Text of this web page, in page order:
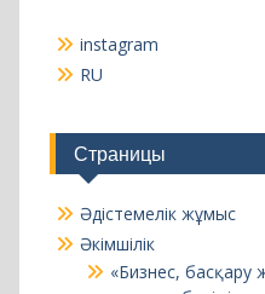
Әдістемелік жұмыс
«Бизнес, басқару
саласы» бөлімі
меңгерушісі
Директордың оқу